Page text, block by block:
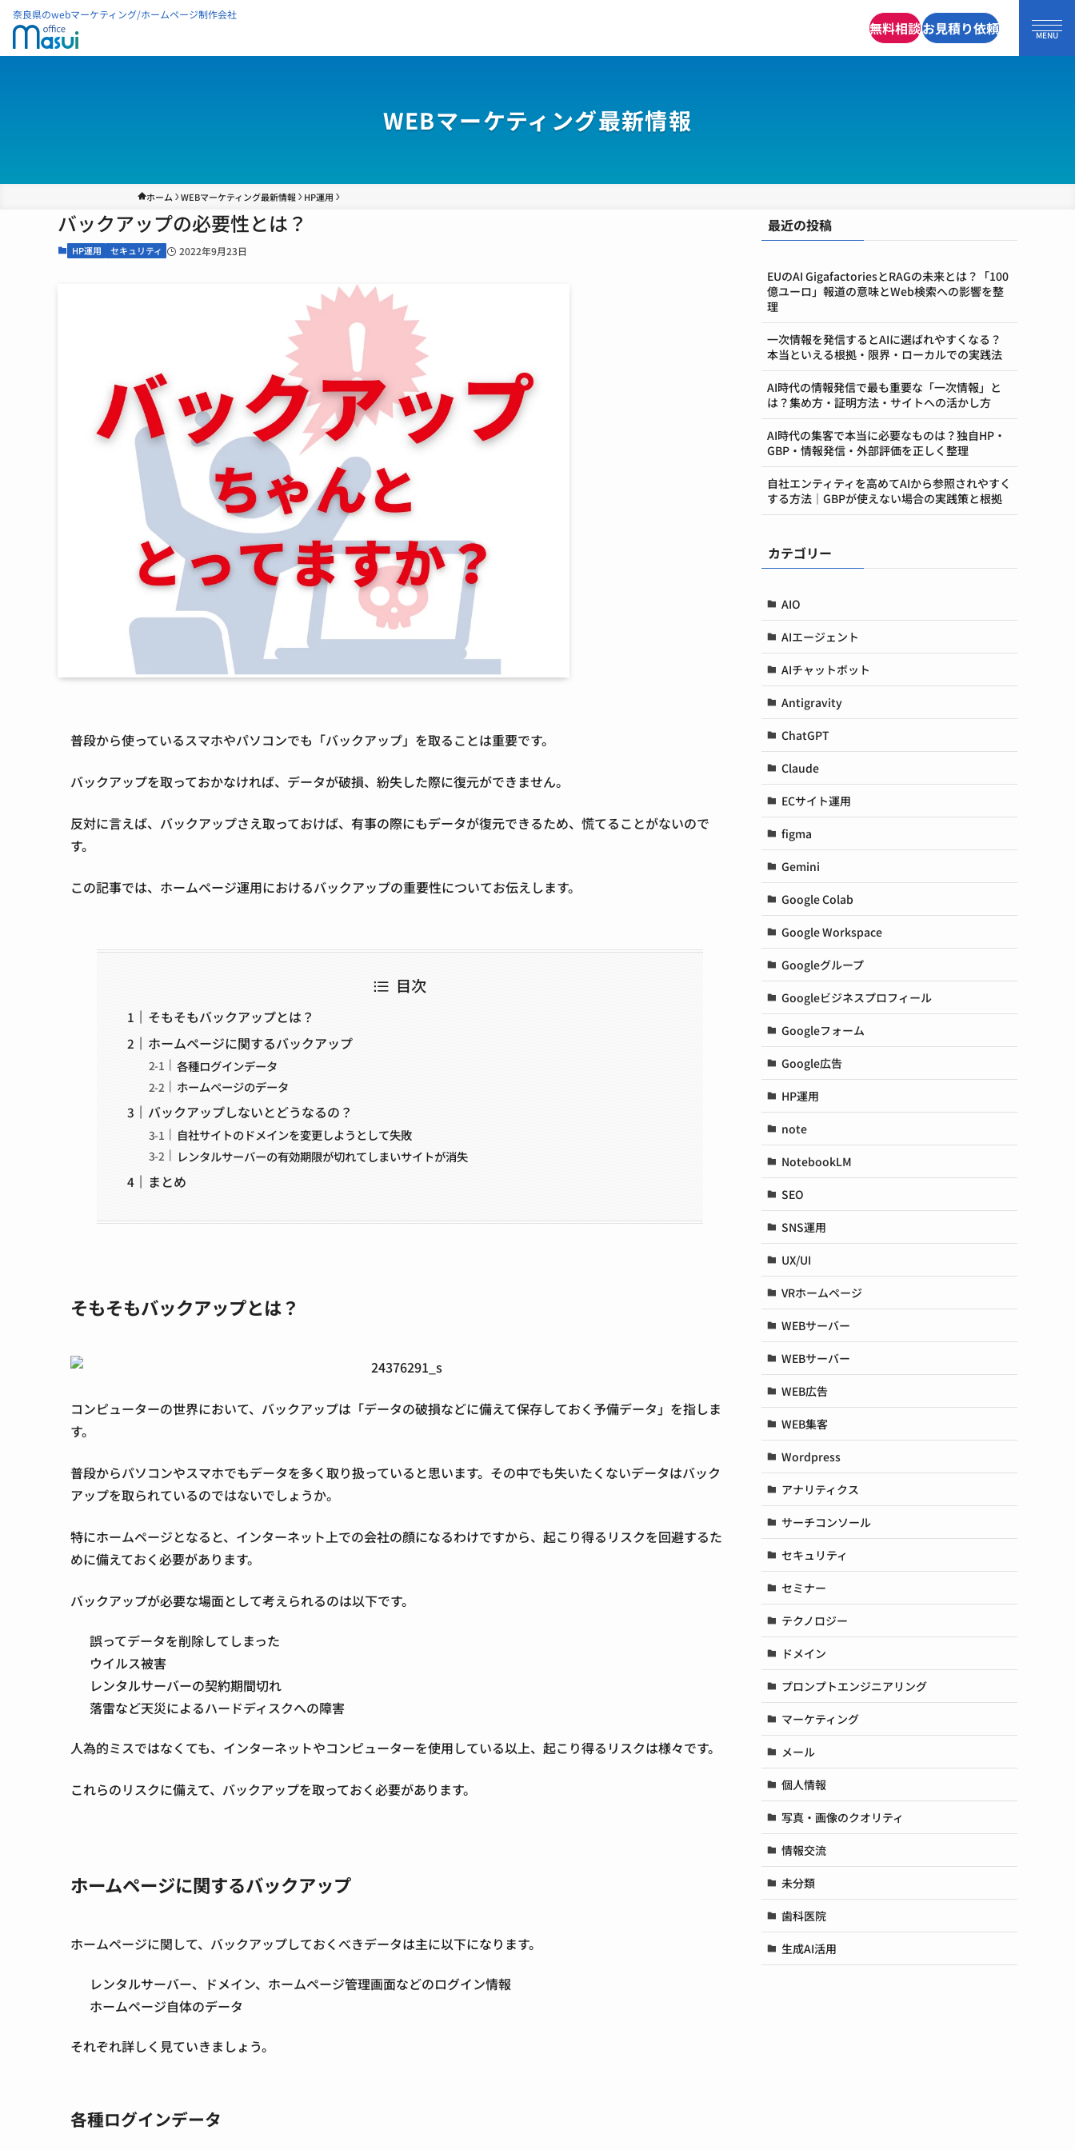
奈良県のwebマーケティング/ホームページ制作会社
無料相談お見積り依頼
WEBマーケティング最新情報
ホーム WEBマーケティング最新情報 HP運用
バックアップの必要性とは？
HP運用 セキュリティ 2022年9月23日
普段から使っているスマホやパソコンでも「バックアップ」を取ることは重要です。
バックアップを取っておかなければ、データが破損、紛失した際に復元ができません。
反対に言えば、バックアップさえ取っておけば、有事の際にもデータが復元できるため、慌てることがないので
す。
この記事では、ホームページ運用におけるバックアップの重要性についてお伝えします。
目次
そもそもバックアップとは？
ホームページに関するバックアップ
各種ログインデータ
ホームページのデータ
バックアップしないとどうなるの？
自社サイトのドメインを変更しようとして失敗
レンタルサーバーの有効期限が切れてしまいサイトが消失
まとめ
そもそもバックアップとは？
コンピューターの世界において、バックアップは「データの破損などに備えて保存しておく予備データ」を指しま
す。
普段からパソコンやスマホでもデータを多く取り扱っていると思います。その中でも失いたくないデータはバック
アップを取られているのではないでしょうか。
特にホームページとなると、インターネット上での会社の顔になるわけですから、起こり得るリスクを回避するた
めに備えておく必要があります。
バックアップが必要な場面として考えられるのは以下です。
誤ってデータを削除してしまった
ウイルス被害
レンタルサーバーの契約期間切れ
落雷など天災によるハードディスクへの障害
人為的ミスではなくても、インターネットやコンピューターを使用している以上、起こり得るリスクは様々です。
これらのリスクに備えて、バックアップを取っておく必要があります。
ホームページに関するバックアップ
ホームページに関して、バックアップしておくべきデータは主に以下になります。
レンタルサーバー、ドメイン、ホームページ管理画面などのログイン情報
ホームページ自体のデータ
それぞれ詳しく見ていきましょう。
各種ログインデータ
最近の投稿
EUのAI GigafactoriesとRAGの未来とは？「100
億ユーロ」報道の意味とWeb検索への影響を整
理
一次情報を発信するとAIに選ばれやすくなる？
本当といえる根拠・限界・ローカルでの実践法
AI時代の情報発信で最も重要な「一次情報」と
は？集め方・証明方法・サイトへの活かし方
AI時代の集客で本当に必要なものは？独自HP・
GBP・情報発信・外部評価を正しく整理
自社エンティティを高めてAIから参照されやすく
する方法｜GBPが使えない場合の実践策と根拠
カテゴリー
AIO
AIエージェント
AIチャットボット
Antigravity
ChatGPT
Claude
ECサイト運用
figma
Gemini
Google Colab
Google Workspace
Googleグループ
Googleビジネスプロフィール
Googleフォーム
Google広告
HP運用
note
NotebookLM
SEO
SNS運用
UX/UI
VRホームページ
WEBサーバー
WEBサーバー
WEB広告
WEB集客
Wordpress
アナリティクス
サーチコンソール
セキュリティ
セミナー
テクノロジー
ドメイン
プロンプトエンジニアリング
マーケティング
メール
個人情報
写真・画像のクオリティ
情報交流
未分類
歯科医院
生成AI活用